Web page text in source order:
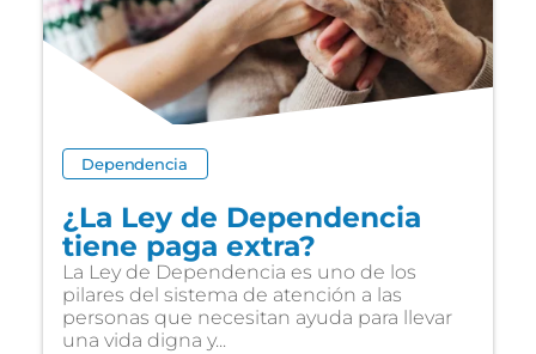
Dependencia
¿La Ley de Dependencia
tiene paga extra?
La Ley de Dependencia es uno de los
pilares del sistema de atención a las
personas que necesitan ayuda para llevar
una vida digna y...